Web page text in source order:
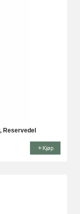
Reservedel
Kjøp